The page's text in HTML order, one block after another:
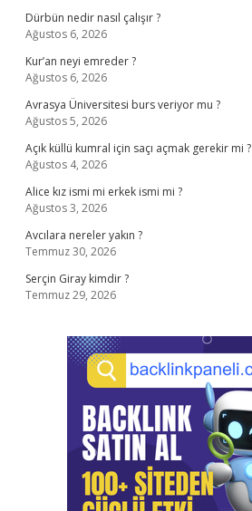
Dürbün nedir nasıl çalışır ?
Ağustos 6, 2026
Kur’an neyi emreder ?
Ağustos 6, 2026
Avrasya Üniversitesi burs veriyor mu ?
Ağustos 5, 2026
Açık küllü kumral için saçı açmak gerekir mi ?
Ağustos 4, 2026
Alice kız ismi mi erkek ismi mi ?
Ağustos 3, 2026
Avcılara nereler yakın ?
Temmuz 30, 2026
Serçin Giray kimdir ?
Temmuz 29, 2026